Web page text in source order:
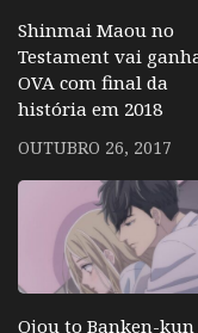
Shinmai Maou no
Testament vai
OVA com final da
história em 2018
OUTUBRO 26, 2017
Ojou to Banken-kun